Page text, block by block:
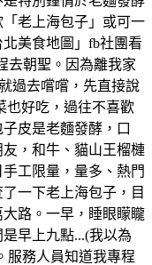
老上海包子」或可一
美食地圖」fb社團看
去朝聖。因為離我家
過去嚐嚐，先直接說
也好吃，過往不喜歡
皮是老麵發酵，口
，和牛、貓山王榴槤
工限量，量多、熱門
一下老上海包子，目
路。一早，睡眼矇矓
早上九點...(我以為
服務人員知道我專程